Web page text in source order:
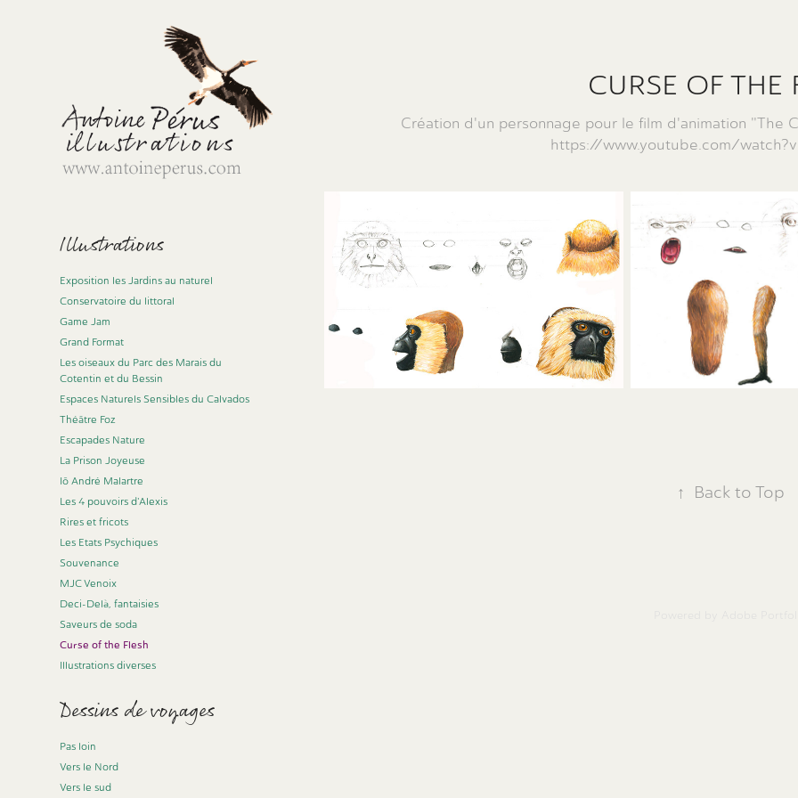
Illustrations
Exposition les Jardins au naturel
Conservatoire du littoral
Game Jam
Grand Format
Les oiseaux du Parc des Marais du
Cotentin et du Bessin
Espaces Naturels Sensibles du Calvados
Théâtre Foz
Escapades Nature
La Prison Joyeuse
Iô André Malartre
Les 4 pouvoirs d'Alexis
Rires et fricots
Les Etats Psychiques
Souvenance
MJC Venoix
Deci-Delà, fantaisies
Saveurs de soda
Curse of the Flesh
Illustrations diverses
Dessins de voyages
Pas loin
Vers le Nord
Vers le sud
CURSE OF THE
Création d'un personnage pour le film d'animation "The
https://www.youtube.com/
↑ Back to Top